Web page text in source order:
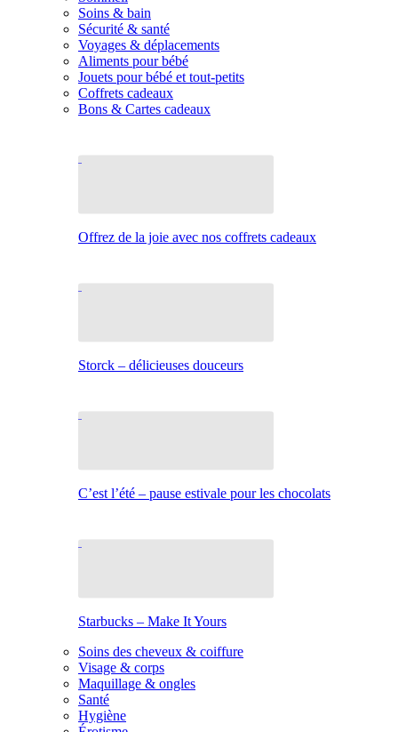
Soins & bain
Sécurité & santé
Voyages & déplacements
Aliments pour bébé
Jouets pour bébé et tout-petits
Coffrets cadeaux
Bons & Cartes cadeaux
Offrez de la joie avec nos coffrets cadeaux
Storck – délicieuses douceurs
C’est l’été – pause estivale pour les chocolats
Starbucks – Make It Yours
Soins des cheveux & coiffure
Visage & corps
Maquillage & ongles
Santé
Hygiène